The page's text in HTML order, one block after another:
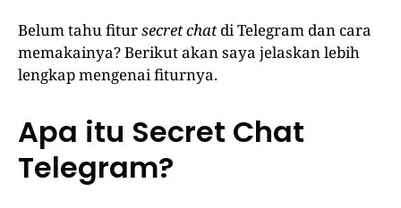
Belum tahu fitursecret chatdi Telegram dan cara
memakainya? Berikut akan saya jelaskan lebih
lengkap mengenai fiturnya.
Apa itu Secret Chat
Telegram?